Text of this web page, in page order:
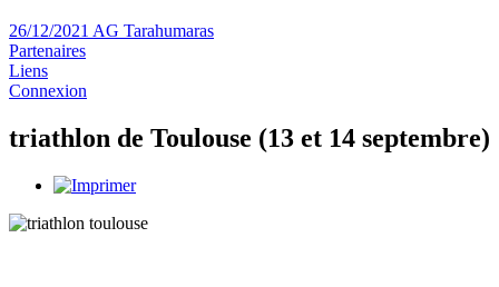
26/12/2021 AG Tarahumaras
Partenaires
Liens
Connexion
triathlon de Toulouse (13 et 14 septembre)